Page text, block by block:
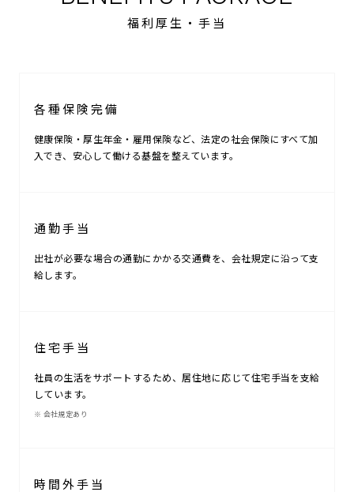
福利厚生・手当
各種保険完備
健康保険・厚生年金・雇用保険など、法定の社会保険にすべて加
入でき、安心して働ける基盤を整えています。
通勤手当
出社が必要な場合の通勤にかかる交通費を、会社規定に沿って支
給します。
住宅手当
社員の生活をサポートするため、居住地に応じて住宅手当を支給
しています。
※ 会社規定あり
時間外手当